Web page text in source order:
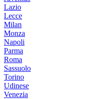
Lazio
Lecce
Milan
Monza
Napoli
Parma
Roma
Sassuolo
Torino
Udinese
Venezia